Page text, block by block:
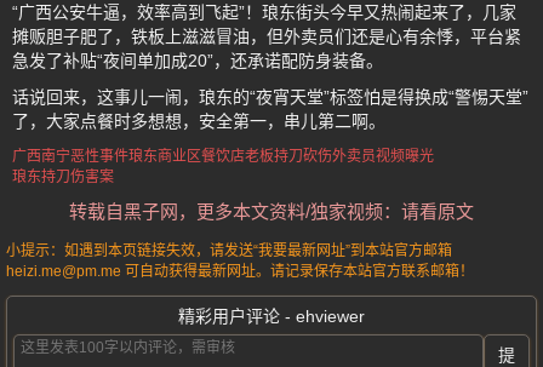
“广西公安牛逼，效率高到飞起”！琅东街头今早又热闹起来了，几家
摊贩胆子肥了，铁板上滋滋冒油，但外卖员们还是心有余悸，平台紧
急发了补贴“夜间单加成20”，还承诺配防身装备。
话说回来，这事儿一闹，琅东的“夜宵天堂”标签怕是得换成“警惕天堂”
了，大家点餐时多想想，安全第一，串儿第二啊。
广西南宁恶性事件琅东商业区餐饮店老板持刀砍伤外卖员视频曝光
琅东持刀伤害案
转载自黑子网，更多本文资料/独家视频：请看原文
小提示：如遇到本页链接失效，请发送“我要最新网址”到本站官方邮箱
heizi.me@pm.me 可自动获得最新网址。请记录保存本站官方联系邮箱！
精彩用户评论 - ehviewer
提